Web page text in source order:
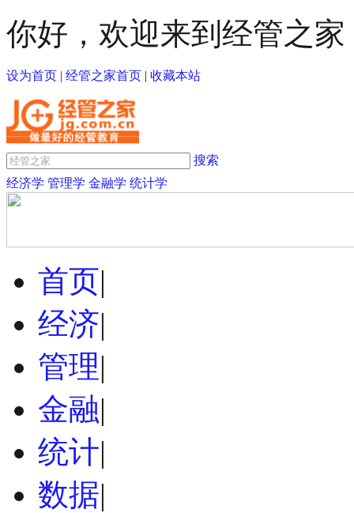
你好，欢迎来到经管之家
设为首页 | 经管之家首页 | 收藏本站
搜索
经济学 管理学 金融学 统计学
首页|
经济|
管理|
金融|
统计|
数据|